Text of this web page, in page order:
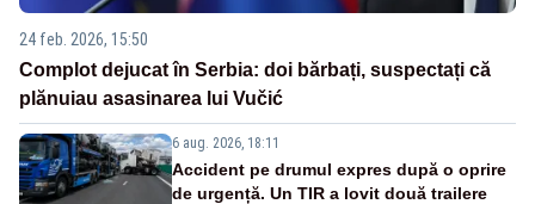
24 feb. 2026, 15:50
Complot dejucat în Serbia: doi bărbați, suspectați că
plănuiau asasinarea lui Vučić
6 aug. 2026, 18:11
Accident pe drumul expres după o oprire
de urgență. Un TIR a lovit două trailere